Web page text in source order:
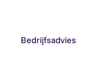
Bedrijfsadvies